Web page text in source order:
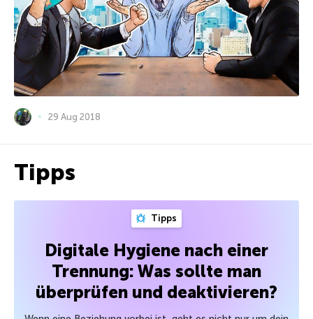
29 Aug 2018
Tipps
Tipps
Digitale Hygiene nach einer
Trennung: Was sollte man
überprüfen und deaktivieren?